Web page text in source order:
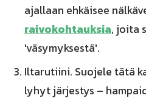
ajallaan ehkäisee
raivokohtauksia, joita
'väsymyksestä'.
Iltarutiini. Suojele tätä
lyhyt järjestys –